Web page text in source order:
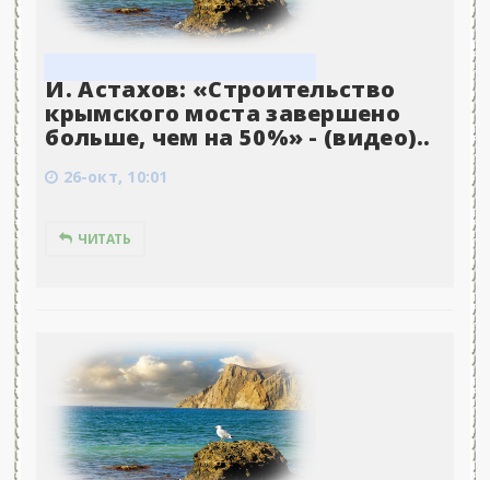
И. Астахов: «Строительство
крымского моста завершено
больше, чем на 50%» - (видео)..
26-окт, 10:01
ЧИТАТЬ